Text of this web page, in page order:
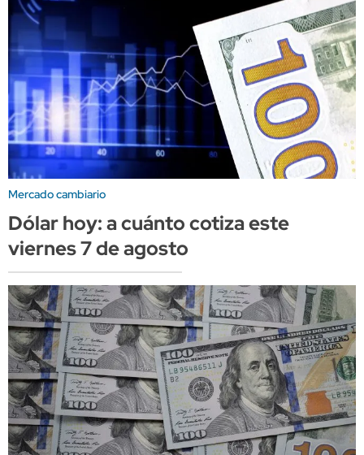
Mercado cambiario
Dólar hoy: a cuánto cotiza este
viernes 7 de agosto